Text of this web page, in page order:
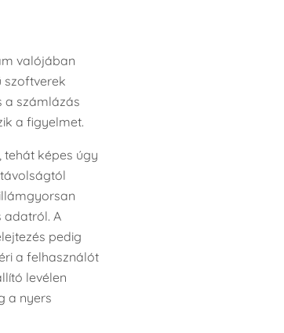
valójában
szoftverek
a számlázás
a figyelmet.
képes úgy
adatról. A
pedig
a felhasználót
levélen
a nyers